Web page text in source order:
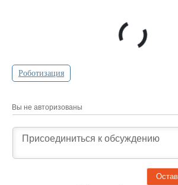
Роботизация
Вы не авторизованы